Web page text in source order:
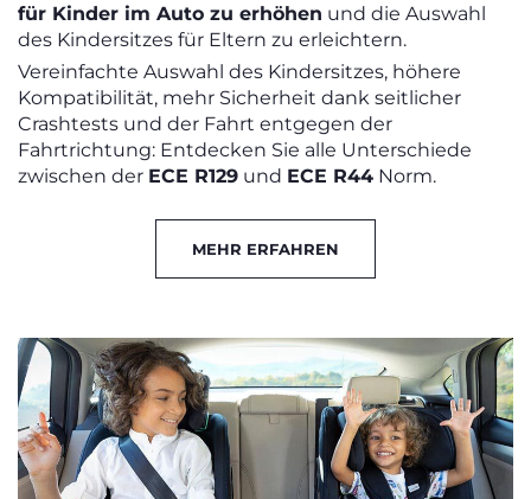
für Kinder im Auto zu erhöhen und die Auswahl
des Kindersitzes für Eltern zu erleichtern.
Vereinfachte Auswahl des Kindersitzes, höhere
Kompatibilität, mehr Sicherheit dank seitlicher
Crashtests und der Fahrt entgegen der
Fahrtrichtung: Entdecken Sie alle Unterschiede
zwischen der ECE R129 und ECE R44 Norm.
MEHR ERFAHREN